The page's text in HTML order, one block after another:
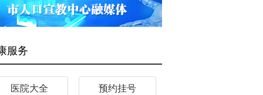
服务
医院大全 预约挂号